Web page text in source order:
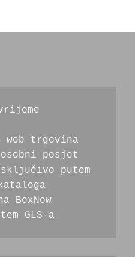
web trgovina
posjet
putem
BoxNow
GLS-a